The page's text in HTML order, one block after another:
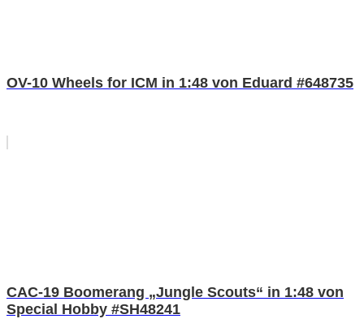
OV-10 Wheels for ICM in 1:48 von Eduard #648735
CAC-19 Boomerang „Jungle Scouts“ in 1:48 von
Special Hobby #SH48241